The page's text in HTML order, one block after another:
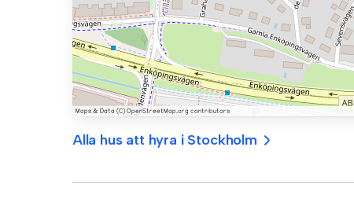
Alla hus att hyra i Stockholm